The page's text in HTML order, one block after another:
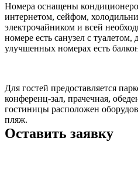
Номера оснащены
интернетом, сейфом,
электрочайником и всей
номере есть санузел с
улучшенных номерах есть
Для гостей предоставляется
конференц-зал, прачечная,
гостиницы расположен
пляж.
Оставить заявку